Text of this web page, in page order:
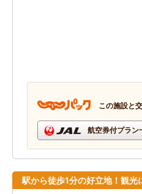
この施設と
航空券付プラン
駅から徒歩1分の好立地！観光